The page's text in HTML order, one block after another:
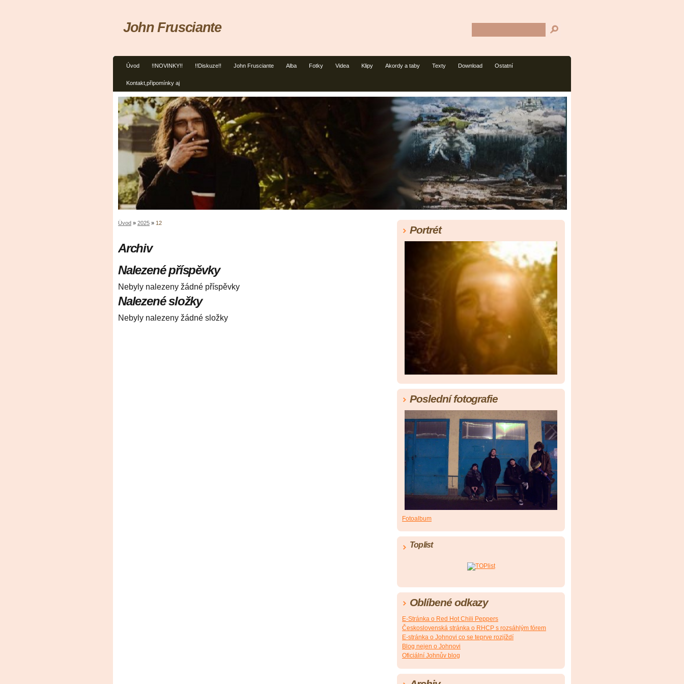
Úvod !!NOVINKY!! !!Diskuze!! John Frusciante Alba Fotky Videa Klipy Akordy a taby Texty Download Ostatní
Kontakt,připomínky aj
John Frusciante
Úvod » 2025 » 12
Archiv
Nalezené příspěvky
Nebyly nalezeny žádné příspěvky
Nalezené složky
Nebyly nalezeny žádné složky
Portrét
Poslední fotografie
Fotoalbum
Toplist
Oblíbené odkazy
E-Stránka o Red Hot Chili Peppers
Československá stránka o RHCP s rozsáhlým fórem
E-stránka o Johnovi co se teprve rozjíždí
Blog nejen o Johnovi
Oficiální Johnův blog